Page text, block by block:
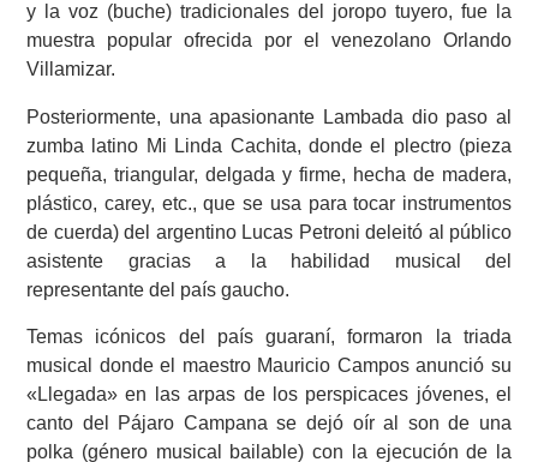
y la voz (buche) tradicionales del joropo tuyero, fue la
muestra popular ofrecida por el venezolano Orlando
Villamizar.
Posteriormente, una apasionante Lambada dio paso al
zumba latino Mi Linda Cachita, donde el plectro (pieza
pequeña, triangular, delgada y firme, hecha de madera,
plástico, carey, etc., que se usa para tocar instrumentos
de cuerda) del argentino Lucas Petroni deleitó al público
asistente gracias a la habilidad musical del
representante del país gaucho.
Temas icónicos del país guaraní, formaron la triada
musical donde el maestro Mauricio Campos anunció su
«Llegada» en las arpas de los perspicaces jóvenes, el
canto del Pájaro Campana se dejó oír al son de una
polka (género musical bailable) con la ejecución de la